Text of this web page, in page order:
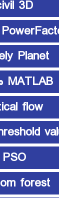
3D
Planet
MATLAB متلب
flow
PSO
forest